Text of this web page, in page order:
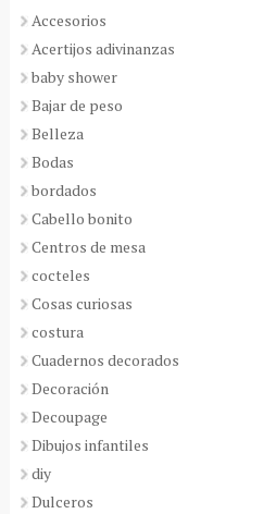
Accesorios
Acertijos adivinanzas
baby shower
Bajar de peso
Belleza
Bodas
bordados
Cabello bonito
Centros de mesa
cocteles
Cosas curiosas
costura
Cuadernos decorados
Decoración
Decoupage
Dibujos infantiles
diy
Dulceros